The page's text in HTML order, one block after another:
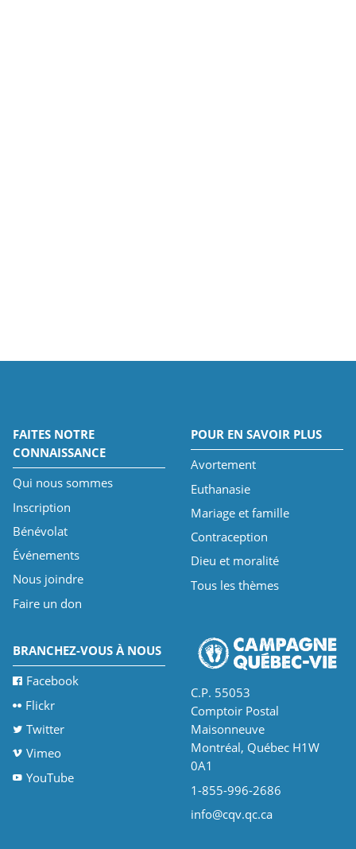
FAITES NOTRE
CONNAISSANCE
Qui nous sommes
Inscription
Bénévolat
Événements
Nous joindre
Faire un don
POUR EN SAVOIR PLUS
Avortement
Euthanasie
Mariage et famille
Contraception
Dieu et moralité
Tous les thèmes
BRANCHEZ-VOUS À NOUS
Facebook
Flickr
Twitter
Vimeo
YouTube
C.P. 55053
Comptoir Postal
Maisonneuve
Montréal, Québec H1W
0A1
1-855-996-2686
info@cqv.qc.ca